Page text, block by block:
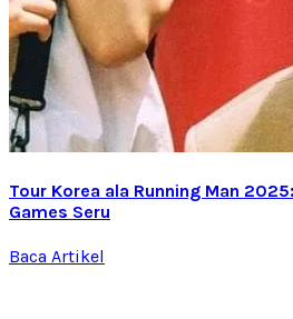
Tour Korea ala Running Man
Games Seru
Baca Artikel